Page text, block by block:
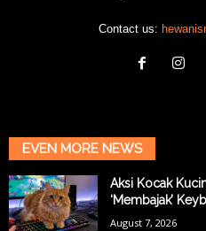
Contact us:
EVEN MORE NEWS
Aksi Kocak
‘Membajak’
August 7, 2026